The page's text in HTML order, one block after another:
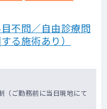
不問／自由診療問
る施術あり）
（ご勤務前に当日現地にて